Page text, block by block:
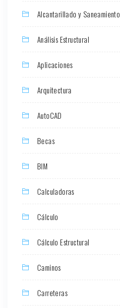
Alcantarillado y Saneamiento
Análisis Estructural
Aplicaciones
Arquitectura
AutoCAD
Becas
BIM
Calculadoras
Cálculo
Cálculo Estructural
Caminos
Carreteras